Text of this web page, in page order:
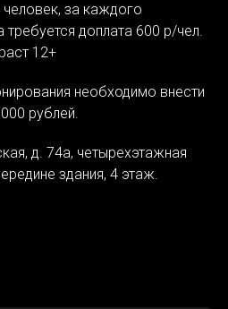
за каждого
требуется доплата 600 р/чел.
12+
необходимо внести
рублей.
д. 74а, четырехэтажная
здания, 4 этаж.